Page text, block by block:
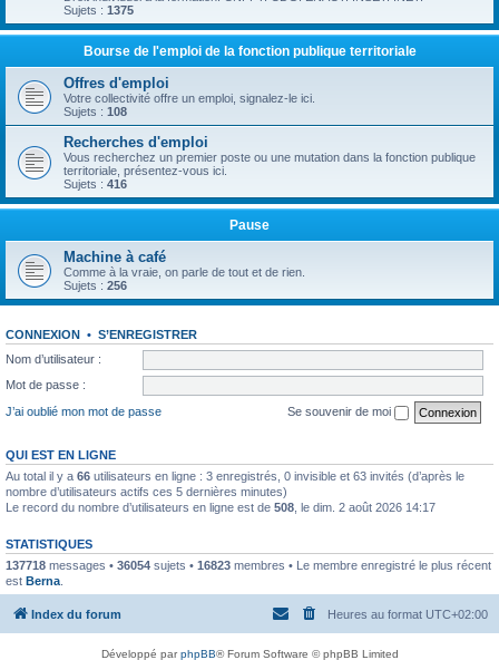
Sujets : 1375
Bourse de l'emploi de la fonction publique territoriale
Offres d'emploi
Votre collectivité offre un emploi, signalez-le ici.
Sujets : 108
Recherches d'emploi
Vous recherchez un premier poste ou une mutation dans la fonction publique
territoriale, présentez-vous ici.
Sujets : 416
Pause
Machine à café
Comme à la vraie, on parle de tout et de rien.
Sujets : 256
CONNEXION • S’ENREGISTRER
Nom d’utilisateur :
Mot de passe :
J’ai oublié mon mot de passe
Se souvenir de moi
QUI EST EN LIGNE
Au total il y a 66 utilisateurs en ligne : 3 enregistrés, 0 invisible et 63 invités (d’après le
nombre d’utilisateurs actifs ces 5 dernières minutes)
Le record du nombre d’utilisateurs en ligne est de 508 , le dim. 2 août 2026 14:17
STATISTIQUES
137718 messages • 36054 sujets • 16823 membres • Le membre enregistré le plus récent
est Berna
Index du forum Heures au format UTC+02:00
Développé parphpBB® Forum Software © phpBB Limited